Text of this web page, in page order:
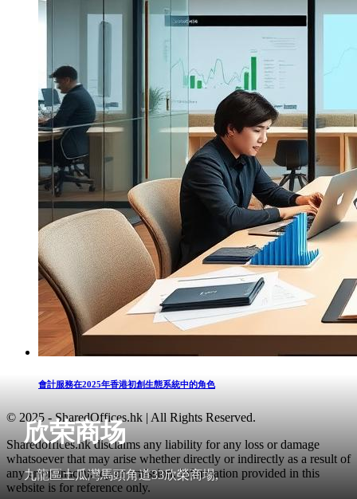
欣荣商场
九龍區土瓜灣馬頭角道33欣榮商場,
會計服務在2025年香港初創生態系統中的角色
© 2025 - SharedOffices.hk | All Rights Reserved.
Sharedoffices.hk disclaims any liability for any loss or damage
whatsoever that may arise whether directly or indirectly as a result of
any error, inaccuracy or omission. Information provided in this
website is for reference only.